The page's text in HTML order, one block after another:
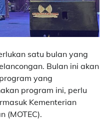
satu bulan yang
Bulan ini akan
yang
program ini, perlu
Kementerian
(MOTEC).